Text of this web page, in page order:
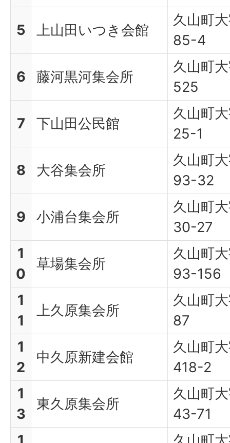
5 上山田いつき会館
久山町
85-4
6 藤河黒河集会所
久山町
525
7 下山田公民館
久山町
25-1
8 大谷集会所
久山町
93-32
9 小浦台集会所
久山町
30-27
1
0
草場集会所
久山町
93-156
1
1
上久原集会所
久山町
87
1
2
中久原新建会館
久山町
418-2
1
3
東久原集会所
久山町
43-71